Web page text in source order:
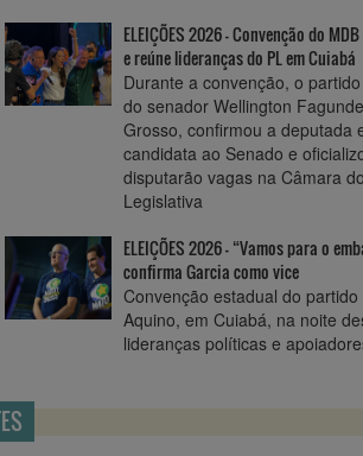
ELEIÇÕES 2026 - Convenção do
e reúne lideranças do PL em Cuiabá
Durante a convenção, o
do senador Wellington
Grosso, confirmou a deputada
candidata ao Senado e
disputarão vagas na Câmara
Legislativa
ELEIÇÕES 2026 - “Vamos para o
confirma Garcia como vice
Convenção estadual do
Aquino, em Cuiabá, na noite
lideranças políticas e